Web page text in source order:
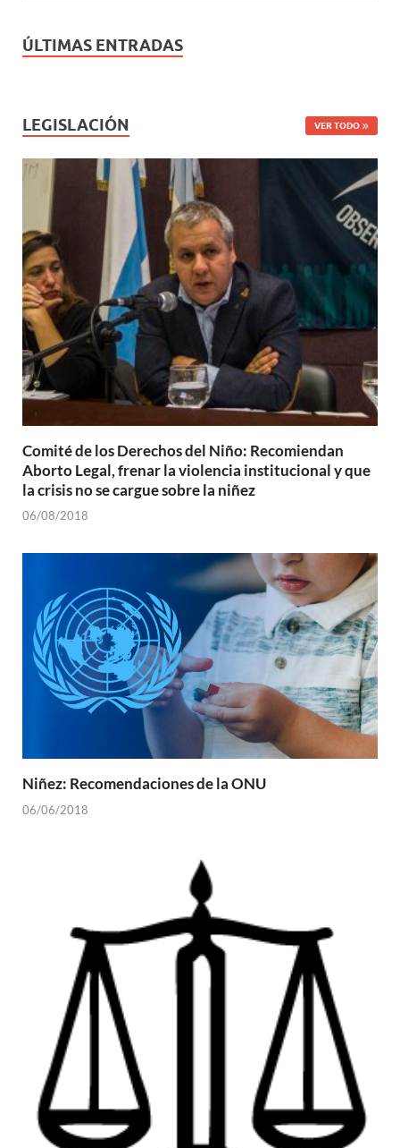
ÚLTIMAS ENTRADAS
LEGISLACIÓN VER TODO
Comité de los Derechos del Niño: Recomiendan
Aborto Legal, frenar la violencia institucional y que
la crisis no se cargue sobre la niñez
06/08/2018
Niñez: Recomendaciones de la ONU
06/06/2018